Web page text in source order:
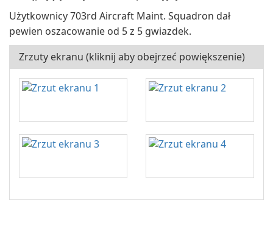
Użytkownicy 703rd Aircraft Maint. Squadron dał
pewien oszacowanie od 5 z 5 gwiazdek.
Zrzuty ekranu (kliknij aby obejrzeć powiększenie)